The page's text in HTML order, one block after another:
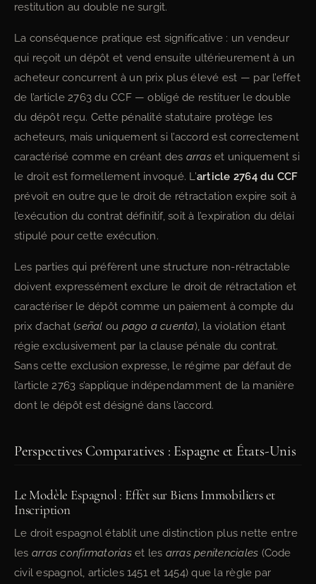
restitution au double ne surgit.
La conséquence pratique est significative : un vendeur
qui reçoit un dépôt et vend ensuite ultérieurement à un
acheteur concurrent à un prix plus élevé est — par l’effet
de l’article 2763 du CCF — obligé de restituer le double
du dépôt reçu. Cette pénalité statutaire protège les
acheteurs, mais uniquement si l’accord est correctement
caractérisé comme en créant des arraset uniquement si
le droit est formellement invoqué. L’article 2764 du CCF
prévoit en outre que le droit de rétractation expire soit à
l’exécution du contrat définitif, soit à l’expiration du délai
stipulé pour cette exécution.
Les parties qui préfèrent une structure non-rétractable
doivent expressément exclure le droit de rétractation et
caractériser le dépôt comme un paiement à compte du
prix d’achat (señal ou pago a cuenta), la violation étant
régie exclusivement par la clause pénale du contrat.
Sans cette exclusion expresse, le régime par défaut de
l’article 2763 s’applique indépendamment de la manière
dont le dépôt est désigné dans l’accord.
Perspectives Comparatives : Espagne et États-Unis
Le Modèle Espagnol : Effet sur Biens Immobiliers et
Inscription
Le droit espagnol établit une distinction plus nette entre
les arras confirmatoriaset les arras penitenciales (Code
civil espagnol, articles 1451 et 1454) que la règle par